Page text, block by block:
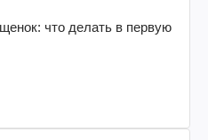
что делать в первую